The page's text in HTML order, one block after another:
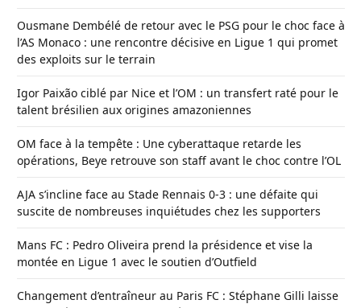
Ousmane Dembélé de retour avec le PSG pour le choc face à
l’AS Monaco : une rencontre décisive en Ligue 1 qui promet
des exploits sur le terrain
Igor Paixão ciblé par Nice et l’OM : un transfert raté pour le
talent brésilien aux origines amazoniennes
OM face à la tempête : Une cyberattaque retarde les
opérations, Beye retrouve son staff avant le choc contre l’OL
AJA s’incline face au Stade Rennais 0-3 : une défaite qui
suscite de nombreuses inquiétudes chez les supporters
Mans FC : Pedro Oliveira prend la présidence et vise la
montée en Ligue 1 avec le soutien d’Outfield
Changement d’entraîneur au Paris FC : Stéphane Gilli laisse